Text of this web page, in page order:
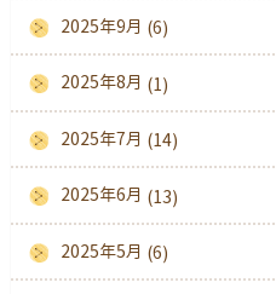
2025年9月 (6)
2025年8月 (1)
2025年7月 (14)
2025年6月 (13)
2025年5月 (6)